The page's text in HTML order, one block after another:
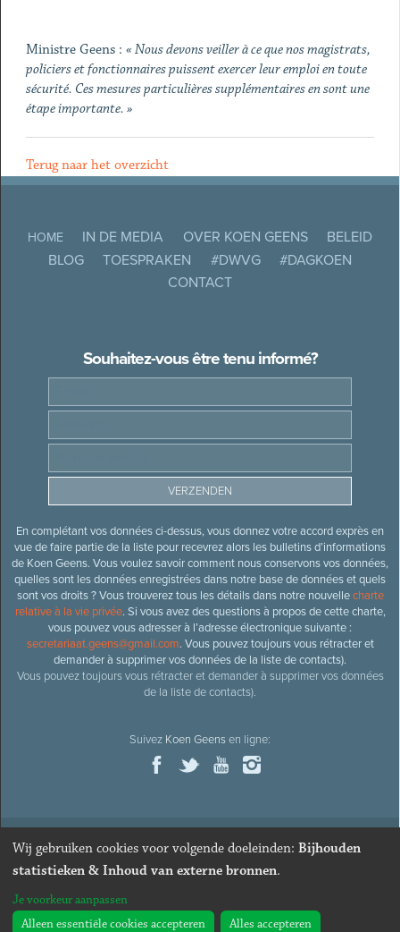
Ministre Geens : « Nous devons veiller à ce que nos magistrats,
policiers et fonctionnaires puissent exercer leur emploi en toute
sécurité. Ces mesures particulières supplémentaires en sont une
étape importante. »
Terug naar het overzicht
HOME IN DE MEDIA OVER KOEN GEENS
BELEID
BLOG
TOESPRAKEN #DWVG
#DAGKOEN
CONTACT
Souhaitez-vous être tenu informé?
En complétant vos données ci-dessus, vous donnez votre accord exprès en
vue de faire partie de la liste pour recevrez alors les bulletins d’informations
de Koen Geens. Vous voulez savoir comment nous conservons vos données,
quelles sont les données enregistrées dans notre base de données et quels
sont vos droits ? Vous trouverez tous les détails dans notre nouvellecharte
relative à la vie privée. Si vous avez des questions à propos de cette charte,
vous pouvez vous adresser à l’adresse électronique suivante :
secretariaat.geens@gmail.com. Vous pouvez toujours vous rétracter et
demander à supprimer vos données de la liste de contacts).
Vous pouvez toujours vous rétracter et demander à supprimer vos données
de la liste de contacts).
Suivez Koen Geensen ligne:
© 2026Ancien ministre et député honoraire
Webdesign & développement par Zenjoy de Louvain
Wij gebruiken cookies voor volgende doeleinden: Bijhouden
statistieken & Inhoud van externe bronnen.
Je voorkeur aanpassen
Alleen essentiële cookies accepteren
Alles accepteren